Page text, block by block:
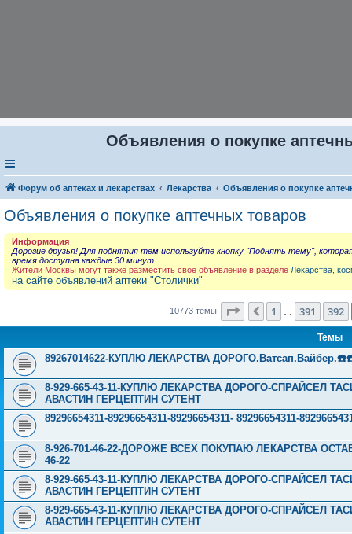
Объявления о покупке
Форум об аптеках и лекарствах Лекарства Объявления о покупке
Объявления о покупке аптечных товаров
Информация
Дорогие друзья! Для поднятия тем используйте кнопку "Поднять тему",
время доступна каждые 30 минут
Жители Москвы могут также разместить своё объявление в разделе Лекарства,
на сайте объявлений аптеки "Столички"
10773 темы Страница 393из 431
Пред.
1 391 392
Темы
89267014622-КУПЛЮ ЛЕКАРСТВА
8-929-665-43-11-КУПЛЮ ЛЕКАРСТВА ДОРОГО-СПРАЙСЕЛ
АВАСТИН ГЕРЦЕПТИН СУТЕНТ
89296654311-89296654311-89296654311- 89296654311-
8-926-701-46-22-ДОРОЖЕ ВСЕХ ПОКУПАЮ ЛЕКАРСТВА
46-22
8-929-665-43-11-КУПЛЮ ЛЕКАРСТВА ДОРОГО-СПРАЙСЕЛ
АВАСТИН ГЕРЦЕПТИН СУТЕНТ
8-929-665-43-11-КУПЛЮ ЛЕКАРСТВА ДОРОГО-СПРАЙСЕЛ
АВАСТИН ГЕРЦЕПТИН СУТЕНТ